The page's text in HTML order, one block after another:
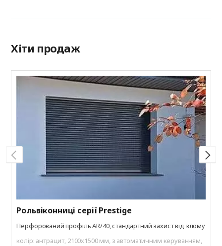
Хіти продаж
Рольвіконниці серії Prestige
Перфорований профіль AR/40, стандартний захист від злому
колір: антрацит, 2100х1500 мм, з автоматичним керуванням,